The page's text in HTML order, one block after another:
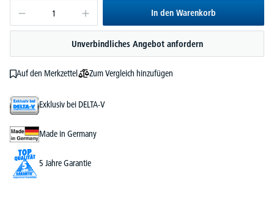
In den Warenkorb
Unverbindliches Angebot anfordern
Auf den Merkzettel Zum Vergleich hinzufügen
Exklusiv bei DELTA-V
Made in Germany
5 Jahre Garantie